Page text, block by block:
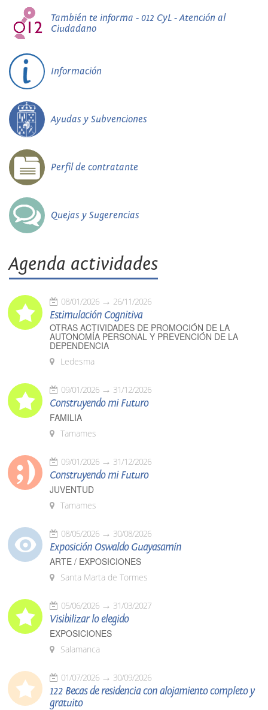
También te informa - 012 CyL - Atención al
Ciudadano
Información
Ayudas y Subvenciones
Perfil de contratante
Quejas y Sugerencias
Agenda actividades
08/01/2026 26/11/2026
Estimulación Cognitiva
OTRAS ACTIVIDADES DE PROMOCIÓN DE LA
AUTONOMÍA PERSONAL Y PREVENCIÓN DE LA
DEPENDENCIA
Ledesma
09/01/2026 31/12/2026
Construyendo mi Futuro
FAMILIA
Tamames
09/01/2026 31/12/2026
Construyendo mi Futuro
JUVENTUD
Tamames
08/05/2026 30/08/2026
Exposición Oswaldo Guayasamín
ARTE / EXPOSICIONES
Santa Marta de Tormes
05/06/2026 31/03/2027
Visibilizar lo elegido
EXPOSICIONES
Salamanca
01/07/2026 30/09/2026
122 Becas de residencia con alojamiento completo y
gratuito